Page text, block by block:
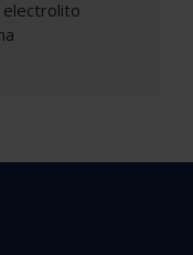
electrolito